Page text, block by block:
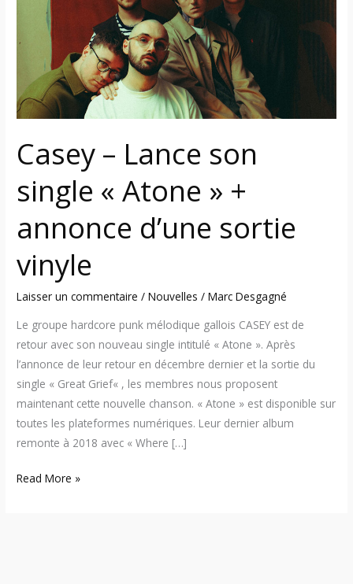
Casey – Lance son
single « Atone » +
annonce d’une sortie
vinyle
Laisser un commentaire /Nouvelles /Marc Desgagné
Le groupe hardcore punk mélodique gallois CASEY est de
retour avec son nouveau single intitulé « Atone ». Après
l’annonce de leur retour en décembre dernier et la sortie du
single « Great Grief« , les membres nous proposent
maintenant cette nouvelle chanson. « Atone » est disponible sur
toutes les plateformes numériques. Leur dernier album
remonte à 2018 avec « Where […]
« Atone »
annonce
d’une
sortie
vinyle
Read More »